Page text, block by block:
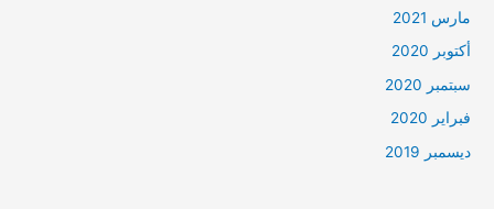
مارس 2021
أكتوبر 2020
سبتمبر 2020
فبراير 2020
ديسمبر 2019